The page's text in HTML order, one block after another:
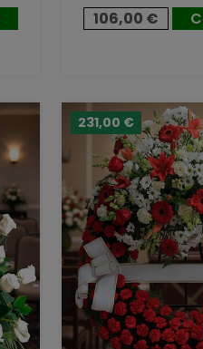
106,00 €
231,00 €